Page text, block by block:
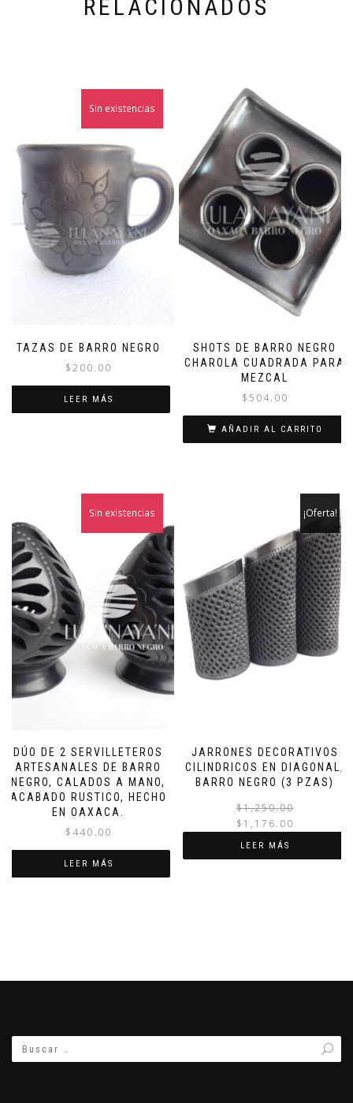
RELACIONADOS
TAZAS DE BARRO NEGRO
$200.00
Sin existencias
LEER MÁS
SHOTS DE BARRO NEGRO
CHAROLA CUADRADA PARA
MEZCAL
$504.00
AÑADIR AL CARRITO
DÚO DE 2 SERVILLETEROS
ARTESANALES DE BARRO
NEGRO, CALADOS A MANO,
ACABADO RUSTICO, HECHO
EN OAXACA.
$ 440.00
Sin existencias
LEER MÁS
JARRONES DECORATIVOS
CILINDRICOS EN DIAGONAL,
BARRO NEGRO (3 PZAS)
¡Oferta!
$1,250.00
$ 1,176.00
LEER MÁS